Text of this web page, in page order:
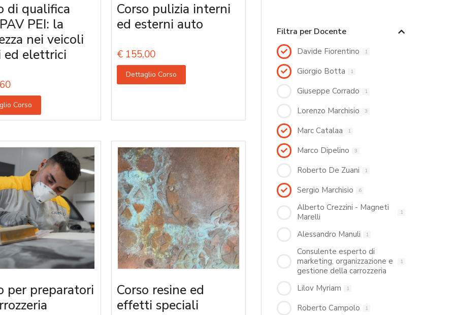
di qualifica
PEI: la
nei veicoli
ed elettrici
Corso
Corso pulizia interni
ed esterni auto
€ 155,00
Dettaglio Corso
per preparatori
Corso resine ed
effetti speciali
Filtra per Docente
Davide Fiorentino 1
Giorgio Botta 1
Giuseppe Corrado 1
Lorenzo Marchisio 3
Marc Catalaa 1
Marco Dipelino 3
Roberto De Zuani 1
Sergio Marchisio 6
Alberto Crezzini - Magneti
Marelli
1
Alessandro Manuli 1
Consulente esperto di
marketing, organizzazione e
gestione della carrozzeria
1
Lilov Myriam 1
Roberto Campolo 1